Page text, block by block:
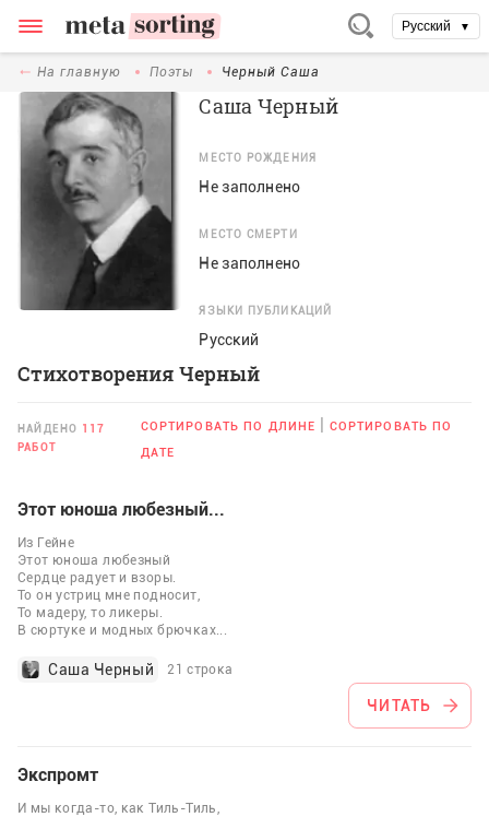
Русский ▼
На главную Поэты Черный Саша
Саша Черный
МЕСТО РОЖДЕНИЯ
Не заполнено
МЕСТО СМЕРТИ
Не заполнено
ЯЗЫКИ ПУБЛИКАЦИЙ
Русский
Стихотворения Черный
НАЙДЕНО 117
РАБОТ
СОРТИРОВАТЬ ПО ДЛИНЕ | СОРТИРОВАТЬ ПО
ДАТЕ
Этот юноша любезный...
Из Гейне
Этот юноша любезный
Сердце радует и взоры.
То он устриц мне подносит,
То мадеру, то ликеры.
В сюртуке и модных брючках...
Саша Черный 21 строка
ЧИТАТЬ
Экспромт
И мы когда-то, как Тиль-Тиль,